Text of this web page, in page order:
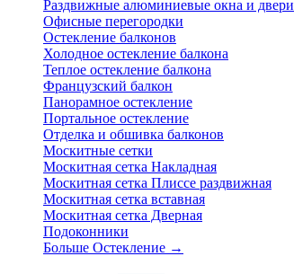
Раздвижные алюминиевые окна и двери
Офисные перегородки
Остекление балконов
Холодное остекление балкона
Теплое остекление балкона
Французский балкон
Панорамное остекление
Портальное остекление
Отделка и обшивка балконов
Москитные сетки
Москитная сетка Накладная
Москитная сетка Плиссе раздвижная
Москитная сетка вставная
Москитная сетка Дверная
Подоконники
Больше Остекление →